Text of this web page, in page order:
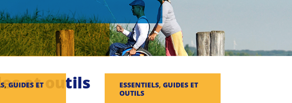
et outils
, GUIDES ET
ESSENTIELS, GUIDES ET
OUTILS